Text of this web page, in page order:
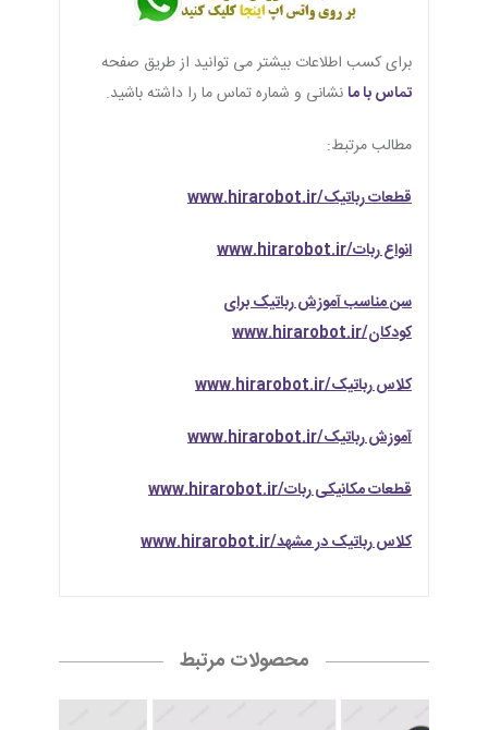
برای کسب اطلاعات بیشتر می توانید از طریق صفحه
تماس با ما نشانی و شماره تماس ما را داشته باشید.
مطالب مرتبط:
قطعات رباتیک/www.hirarobot.ir
انواع ربات/www.hirarobot.ir
سن مناسب آموزش رباتیک برای
کودکان/www.hirarobot.ir
کلاس رباتیک/www.hirarobot.ir
آموزش رباتیک/www.hirarobot.ir
قطعات مکانیکی ربات/www.hirarobot.ir
کلاس رباتیک در مشهد/www.hirarobot.ir
محصولات مرتبط